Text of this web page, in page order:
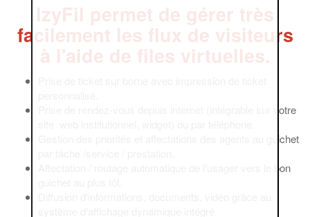
IzyFil permet de gérer très
facilement les flux de visiteurs
à l'aide de files virtuelles.
Prise de rendez-vous depuis internet (intégrable sur votre
Gestion des priorités et affectations des agents au guichet
Affectation / routage automatique de l'usager vers le bon